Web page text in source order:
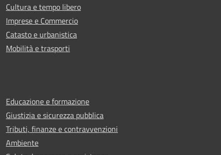
Cultura e tempo libero
Imprese e Commercio
Catasto e urbanistica
Mobilità e trasporti
Educazione e formazione
Giustizia e sicurezza pubblica
Tributi, finanze e contravvenzioni
Ambiente